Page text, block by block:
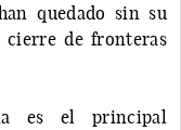
quedado sin su
de fronteras
es el principal